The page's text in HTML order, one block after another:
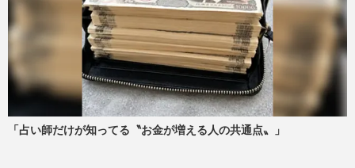
「占い師だけが知ってる〝お金が増える人の共通点〟」